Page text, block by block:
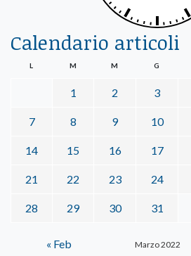
Calendario articoli
Marzo 2022
L M M G
1 2 3
7 8 9 10
14 15 16 17
21 22 23 24
28 29 30 31
« Feb